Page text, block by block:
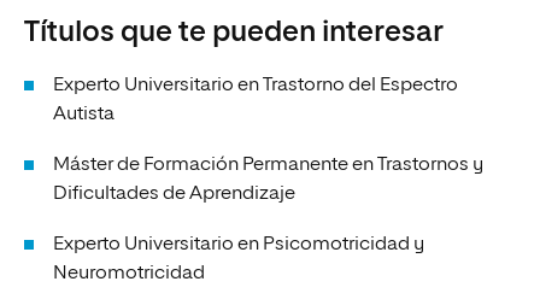
Títulos que te pueden interesar
Experto Universitario en Trastorno del Espectro
Autista
Máster de Formación Permanente en Trastornos y
Dificultades de Aprendizaje
Experto Universitario en Psicomotricidad y
Neuromotricidad